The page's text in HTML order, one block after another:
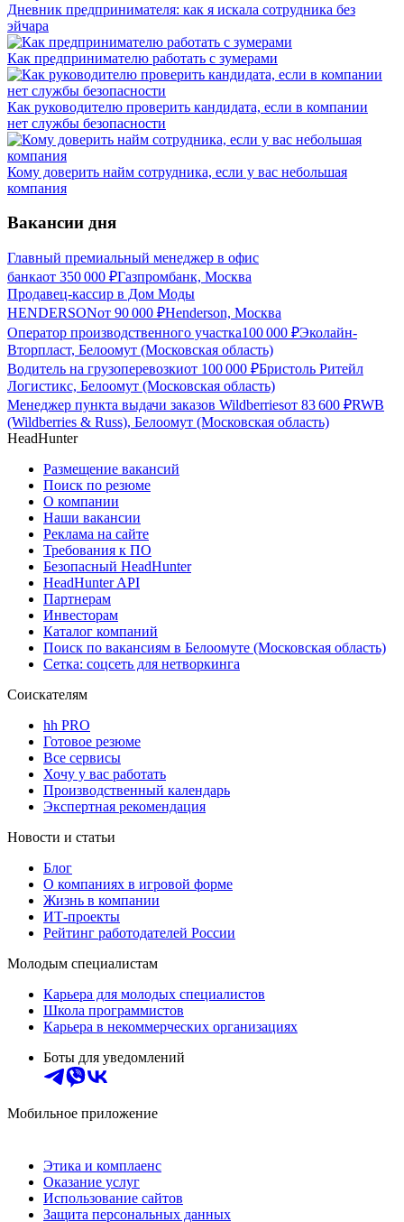
Дневник предпринимателя: как я искала сотрудника без
эйчара
Как предпринимателю работать с зумерами
Как руководителю проверить кандидата, если в компании
нет службы безопасности
Кому доверить найм сотрудника, если у вас небольшая
компания
Вакансии дня
Главный премиальный менеджер в офис
банкаот 350 000 ₽Газпромбанк, Москва
Продавец-кассир в Дом Моды
HENDERSONот 90 000 ₽Henderson, Москва
Оператор производственного участка100 000 ₽Эколайн-
Вторпласт, Белоомут (Московская область)
Водитель на грузоперевозкиот 100 000 ₽Бристоль Ритейл
Логистикс, Белоомут (Московская область)
Менеджер пункта выдачи заказов Wildberriesот 83 600 ₽RWB
(Wildberries & Russ), Белоомут (Московская область)
HeadHunter
Размещение вакансий
Поиск по резюме
О компании
Наши вакансии
Реклама на сайте
Требования к ПО
Безопасный HeadHunter
HeadHunter API
Партнерам
Инвесторам
Каталог компаний
Поиск по вакансиям в Белоомуте (Московская область)
Сетка: соцсеть для нетворкинга
Соискателям
hh PRO
Готовое резюме
Все сервисы
Хочу у вас работать
Производственный календарь
Экспертная рекомендация
Новости и статьи
Блог
О компаниях в игровой форме
Жизнь в компании
ИТ-проекты
Рейтинг работодателей России
Молодым специалистам
Карьера для молодых специалистов
Школа программистов
Карьера в некоммерческих организациях
Боты для уведомлений
Мобильное приложение
Этика и комплаенс
Оказание услуг
Использование сайтов
Защита персональных данных